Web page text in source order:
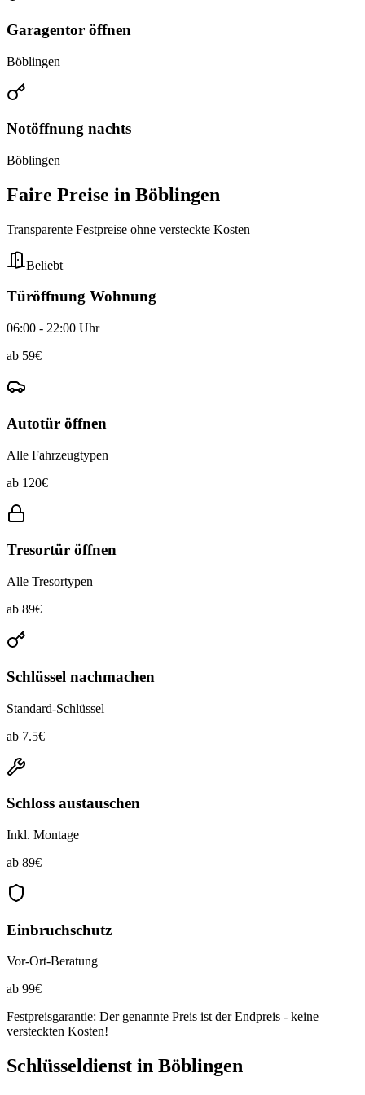
Garagentor öffnen
Böblingen
Notöffnung nachts
Böblingen
Faire Preise in Böblingen
Transparente Festpreise ohne versteckte Kosten
Beliebt
Türöffnung Wohnung
06:00 - 22:00 Uhr
ab 59€
Autotür öffnen
Alle Fahrzeugtypen
ab 120€
Tresortür öffnen
Alle Tresortypen
ab 89€
Schlüssel nachmachen
Standard-Schlüssel
ab 7.5€
Schloss austauschen
Inkl. Montage
ab 89€
Einbruchschutz
Vor-Ort-Beratung
ab 99€
Festpreisgarantie: Der genannte Preis ist der Endpreis - keine
versteckten Kosten!
Schlüsseldienst in Böblingen